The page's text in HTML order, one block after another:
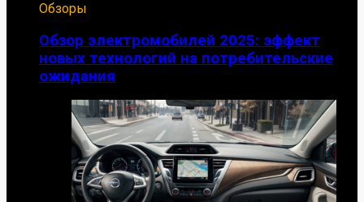
Обзоры
Обзор электромобилей 2025: эффект
новых технологий на потребительские
ожидания